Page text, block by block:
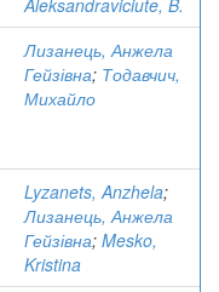
Aleksandraviciute, B.
Лизанець, Анжела
Гейзівна; Тодавчич,
Михайло
Lyzanets, Anzhela;
Лизанець, Анжела
Гейзівна; Mesko,
Kristina